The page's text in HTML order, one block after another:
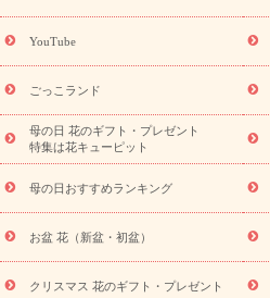
(トルコキキョウ)
9月の誕生花(リ
ら探す
お祝いの花特集 当日配
念日
結婚祝い 出産祝い 退院
寿祝い
プチギフト ペットのお
供え・お悔やみ商品一覧
お供え
お供え プリザーブドフラワー
ペ
盆・初盆）
その他 お祝い返し
ビジネス用
ご自宅用 観葉植物
YouTube
ごっこランド
母の日 花のギフト・プレゼント
特集は花キューピット
母の日おすすめランキング
お盆 花（新盆・初盆）
クリスマス 花のギフト・プレゼント